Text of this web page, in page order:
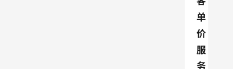
单
价
服
务